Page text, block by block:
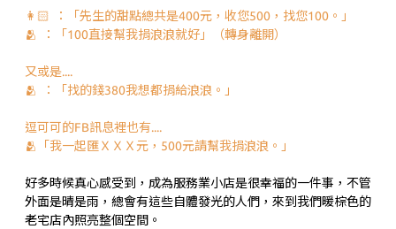
👩🏻 ：「先生的甜點總共是400元，收您500，找您100。」
🫂 ：「100直接幫我捐浪浪就好」（轉身離開）
又或是....
🫂 ：「找的錢380我想都捐給浪浪。」
逗可可的FB訊息裡也有....
🫂「我一起匯ＸＸＸ元，500元請幫我捐浪浪。」
好多時候真心感受到，成為服務業小店是很幸福的一件事，不管
外面是晴是雨，總會有這些自體發光的人們，來到我們暖棕色的
老宅店內照亮整個空間。